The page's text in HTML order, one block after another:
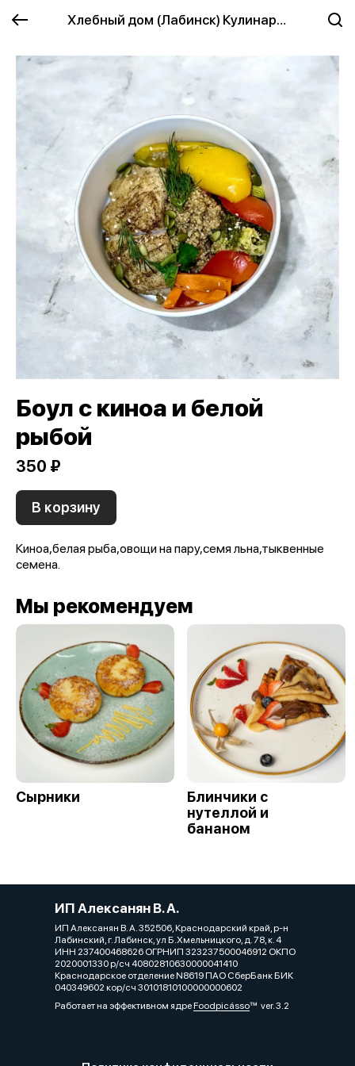
Хлебный дом (Лабинск) Кулинария
Боул с киноа и белой
рыбой
350 ₽
В корзину
Киноа,белая рыба,овощи на пару,семя льна,тыквенные
семена.
Мы рекомендуем
Сырники
Блинчики с
нутеллой и
бананом
ИП Алексанян В. А.
ИП Алексанян В. А. 352506, Краснодарский край, р-н
Лабинский, г. Лабинск, ул Б.Хмельницкого, д. 78, к. 4
ИНН 237400468626 ОГРНИП 323237500046912 ОКПО
2020001330 р/сч 40802810630000041410
Краснодарское отделение N8619 ПАО СберБанк БИК
040349602 кор/сч 30101810100000000602
Работает на эффективном ядреFoodpicássover. 3.2